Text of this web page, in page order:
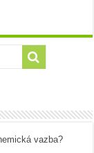
vazba?